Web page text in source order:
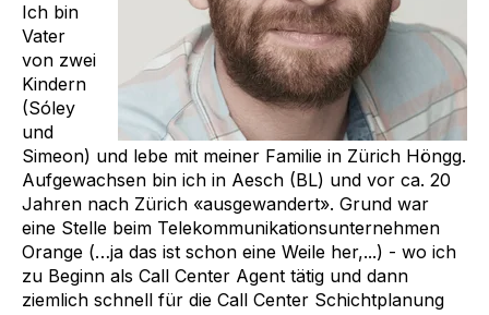
Ich bin
Vater
von zwei
Kindern
(Sóley
und
Simeon) und lebe mit meiner Familie in Zürich Höngg.
Aufgewachsen bin ich in Aesch (BL) und vor ca. 20
Jahren nach Zürich «ausgewandert». Grund war
eine Stelle beim Telekommunikationsunternehmen
Orange (…ja das ist schon eine Weile her,...) - wo ich
zu Beginn als Call Center Agent tätig und dann
ziemlich schnell für die Call Center Schichtplanung